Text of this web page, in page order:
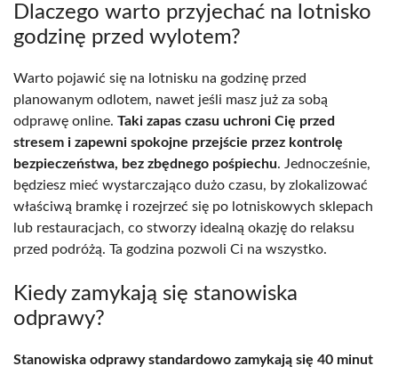
Dlaczego warto przyjechać na lotnisko
godzinę przed wylotem?
Warto pojawić się na lotnisku na godzinę przed
planowanym odlotem, nawet jeśli masz już za sobą
odprawę online. Taki zapas czasu uchroni Cię przed
stresem i zapewni spokojne przejście przez kontrolę
bezpieczeństwa, bez zbędnego pośpiechu. Jednocześnie,
będziesz mieć wystarczająco dużo czasu, by zlokalizować
właściwą bramkę i rozejrzeć się po lotniskowych sklepach
lub restauracjach, co stworzy idealną okazję do relaksu
przed podróżą. Ta godzina pozwoli Ci na wszystko.
Kiedy zamykają się stanowiska
odprawy?
Stanowiska odprawy standardowo zamykają się 40 minut